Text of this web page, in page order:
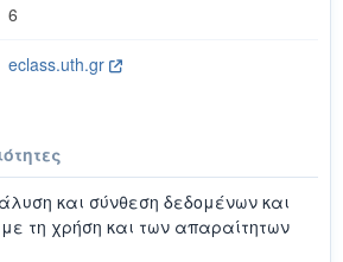
6
eclass.uth.gr
και σύνθεση δεδομένων και
τη χρήση και των απαραίτητων